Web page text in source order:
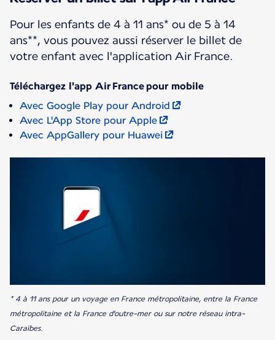
Pour les enfants de 4 à 11 ans* ou de 5 à 14
ans**, vous pouvez aussi réserver le billet de
votre enfant avec l'application Air France.
Téléchargez l'app Air France pour mobile
Avec Google Play pour Android
Avec L'App Store pour Apple
Avec AppGallery pour Huawei
* 4 à 11 ans pour un voyage en France métropolitaine, entre la France
métropolitaine et la France d'outre-mer ou sur notre réseau intra-
Caraïbes.